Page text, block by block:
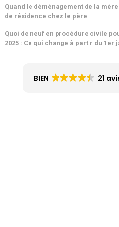
Quand le déménagement de la
de résidence chez le père
Quoi de neuf en procédure civile
2025 : Ce qui change à partir du 1er
BIEN 21